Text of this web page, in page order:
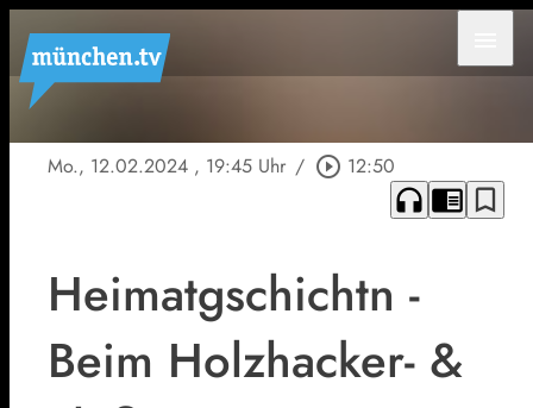
Mo., 12.02.2024 , 19:45 Uhr / play_circle_outline 12:50
headphones chrome_reader_mode bookmark_border
Heimatgschichtn -
Beim Holzhacker- &